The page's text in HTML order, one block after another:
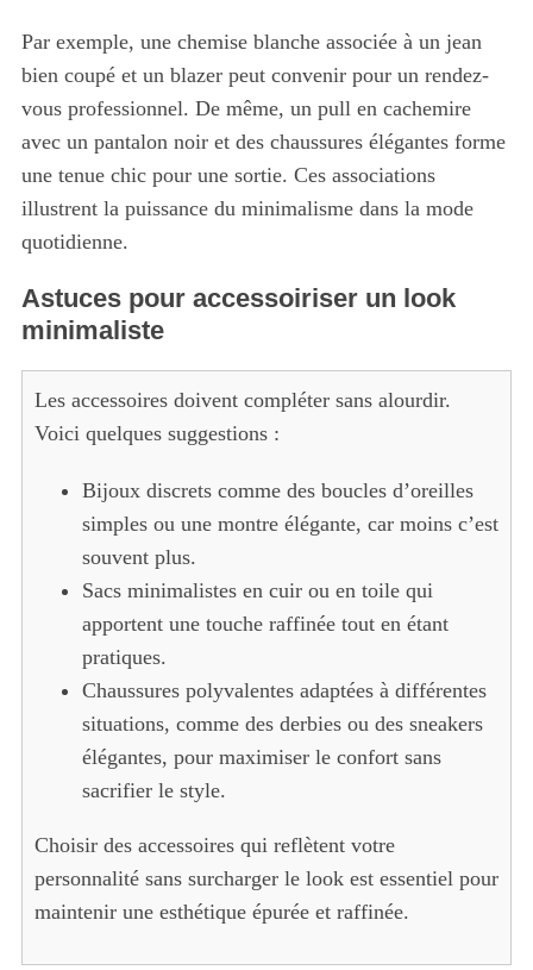
Par exemple, une chemise blanche associée à un jean
bien coupé et un blazer peut convenir pour un rendez-
vous professionnel. De même, un pull en cachemire
avec un pantalon noir et des chaussures élégantes forme
une tenue chic pour une sortie. Ces associations
illustrent la puissance du minimalisme dans la mode
quotidienne.
Astuces pour accessoiriser un look
minimaliste
Les accessoires doivent compléter sans alourdir.
Voici quelques suggestions :
Bijoux discrets comme des boucles d’oreilles
simples ou une montre élégante, car moins c’est
souvent plus.
Sacs minimalistes en cuir ou en toile qui
apportent une touche raffinée tout en étant
pratiques.
Chaussures polyvalentes adaptées à différentes
situations, comme des derbies ou des sneakers
élégantes, pour maximiser le confort sans
sacrifier le style.
Choisir des accessoires qui reflètent votre
personnalité sans surcharger le look est essentiel pour
maintenir une esthétique épurée et raffinée.
f
: